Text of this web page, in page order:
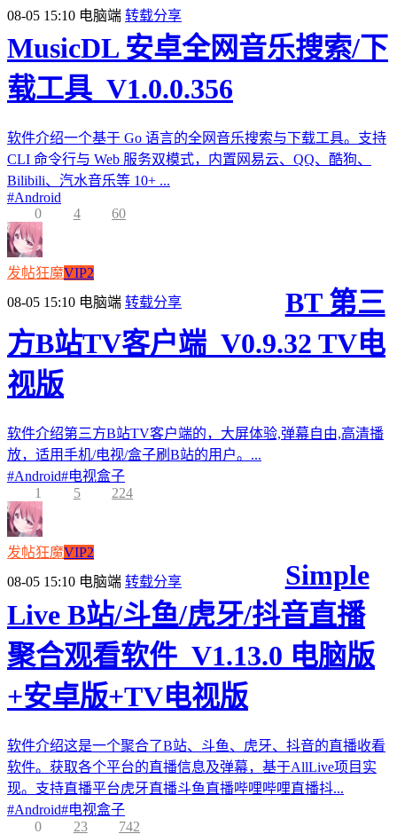
08-05 15:10 电脑端 转载分享
MusicDL 安卓全网音乐搜索/下
载工具_V1.0.0.356
软件介绍一个基于 Go 语言的全网音乐搜索与下载工具。支持
CLI 命令行与 Web 服务双模式，内置网易云、QQ、酷狗、
Bilibili、汽水音乐等 10+ ...
#Android
0
4 60
发帖狂魔VIP2
08-05 15:10 电脑端 转载分享
BT 第三
方B站TV客户端_V0.9.32 TV电
视版
软件介绍第三方B站TV客户端的，大屏体验,弹幕自由,高清播
放，适用手机/电视/盒子刷B站的用户。...
#Android#电视盒子
1
5 224
发帖狂魔VIP2
08-05 15:10 电脑端 转载分享
Simple
Live B站/斗鱼/虎牙/抖音直播
聚合观看软件_V1.13.0 电脑版
+安卓版+TV电视版
软件介绍这是一个聚合了B站、斗鱼、虎牙、抖音的直播收看
软件。获取各个平台的直播信息及弹幕，基于AllLive项目实
现。支持直播平台虎牙直播斗鱼直播哔哩哔哩直播抖...
#Android#电视盒子
0
23 742